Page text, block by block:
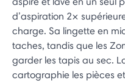
d’aspiration 2×
charge. Sa lingette en
taches, tandis que les
garder les tapis au sec.
cartographie les pièces